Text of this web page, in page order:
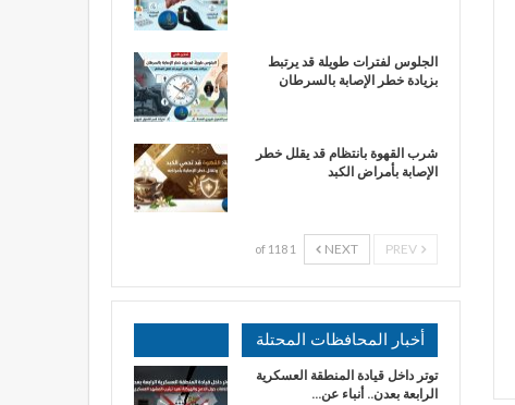
الجلوس لفترات طويلة قد يرتبط
بزيادة خطر الإصابة بالسرطان
شرب القهوة بانتظام قد يقلل خطر
الإصابة بأمراض الكبد
NEXT
1 of 118
أخبار المحافظات المحتلة
توتر داخل قيادة المنطقة العسكرية
الرابعة بعدن.. أنباء عن…